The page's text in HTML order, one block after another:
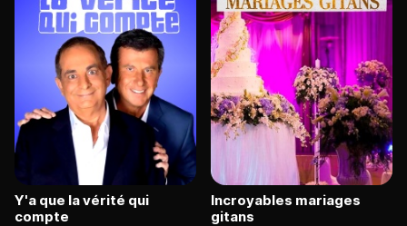
Y'a que la vérité qui
compte
Incroyables mariages
gitans